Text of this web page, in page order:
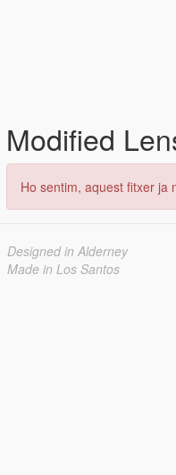
Modified
Ho sentim, aquest fitxer ja
Designed in Alderney
Made in Los Santos